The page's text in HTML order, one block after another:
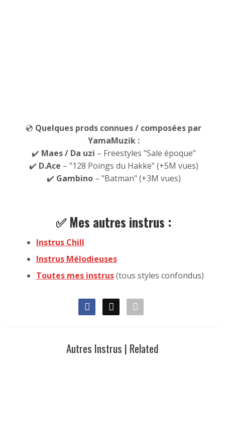
💿 Quelques prods connues / composées par
YamaMuzik :
✔️ Maes / Da uzi – Freestyles "Sale époque"
✔️ D.Ace – "128 Poings du Hakke" (+5M vues)
✔️ Gambino– "Batman" (+3M vues)
✅ Mes autres instrus :
Instrus Chill
Instrus Mélodieuses
Toutes mes instrus(tous styles confondus)
Autres Instrus | Related